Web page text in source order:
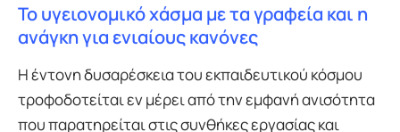
Το υγειονομικό χάσμα με τα γραφεία και η
ανάγκη για ενιαίους κανόνες
Η έντονη δυσαρέσκεια του εκπαιδευτικού κόσμου
τροφοδοτείται εν μέρει από την εμφανή ανισότητα
που παρατηρείται στις συνθήκες εργασίας και